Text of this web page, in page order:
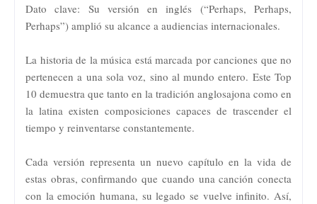
Dato clave: Su versión en inglés (“Perhaps, Perhaps,
Perhaps”) amplió su alcance a audiencias internacionales.
La historia de la música está marcada por canciones que no
pertenecen a una sola voz, sino al mundo entero. Este Top
10 demuestra que tanto en la tradición anglosajona como en
la latina existen composiciones capaces de trascender el
tiempo y reinventarse constantemente.
Cada versión representa un nuevo capítulo en la vida de
estas obras, confirmando que cuando una canción conecta
con la emoción humana, su legado se vuelve infinito. Así,